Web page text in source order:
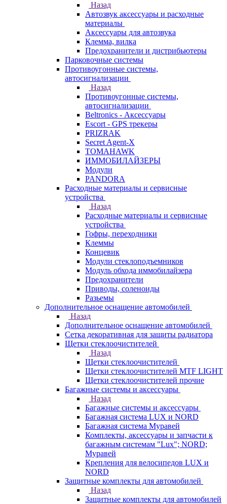
Назад
Автозвук аксессуары и расходные
материалы
Аксессуары для автозвука
Клемма, вилка
Предохранители и дистрибьютеры
Парковочные системы
Противоугонные системы,
автосигнализации
Назад
Противоугонные системы,
автосигнализации
Beltronics - Аксессуары
Escort - GPS трекеры
PRIZRAK
Secret Agent-X
TOMAHAWK
ИММОБИЛАЙЗЕРЫ
Модули
PANDORA
Расходные материалы и сервисные
устройства
Назад
Расходные материалы и сервисные
устройства
Гофры, переходники
Клеммы
Концевик
Модули стеклоподъемников
Модуль обхода иммобилайзера
Предохранители
Приводы, соленоиды
Разьемы
Дополнительное оснащение автомобилей
Назад
Дополнительное оснащение автомобилей
Сетка декоративная для защиты радиатора
Щетки стеклоочистителей
Назад
Щетки стеклоочистителей
Щетки стеклоочистителей MTF LIGHT
Щетки стеклоочистителей прочие
Багажные системы и аксессуары
Назад
Багажные системы и аксессуары
Багажная система LUX и NORD
Багажная система Муравей
Комплекты, аксессуары и запчасти к
багажным системам "Lux"; NORD;
Муравей
Крепления для велосипедов LUX и
NORD
Защитные комплекты для автомобилей
Назад
Защитные комплекты для автомобилей